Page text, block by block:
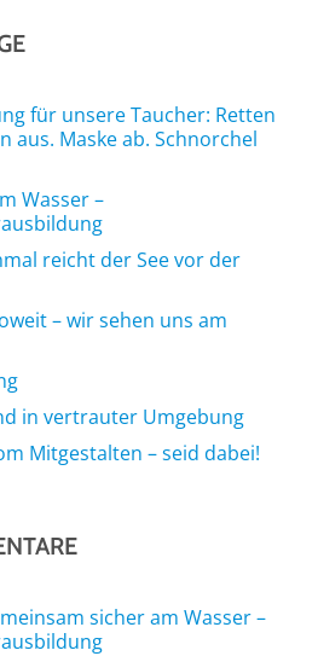
für unsere Taucher: Retten
aus. Maske ab. Schnorchel
Wasser –
reicht der See vor der
– wir sehen uns am
in vertrauter Umgebung
Mitgestalten – seid dabei!
sicher am Wasser –